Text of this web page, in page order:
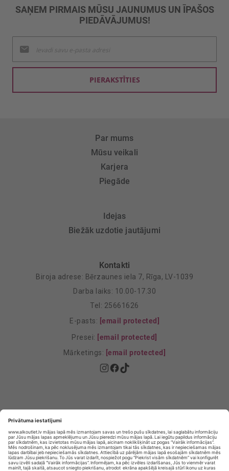
SAŅEM PIRMAIS MŪSU JAUNUMUS UN ĪPAŠOS
PIEDĀVĀJUMUS!
jaunumu
saņemšanai:
PIERAKSTĪTIES
Par mums
Mūsu veikali
Karjera
Piegāde
Idejas
Biežāk uzdotie jautājumi
Kontakti
Biroja adrese: Bērzaunes iela 7, Rīga, LV-1039
Darba laiks: 10.00-17.30
Tel: 25661626
E-pasts: [email protected]
Presei: [email protected]
Mārketings: [email protected]
Privātuma Iestatījumi
E-veikala lietošanas noteikumi